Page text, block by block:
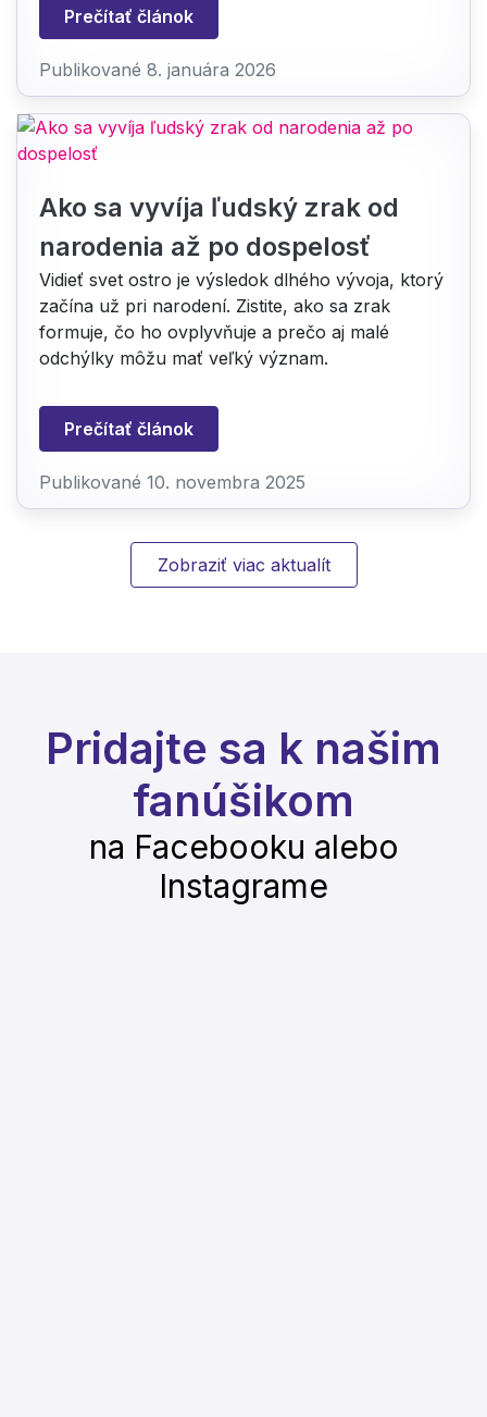
Prečítať článok
Publikované 8. januára 2026
Ako sa vyvíja ľudský zrak od
narodenia až po dospelosť
Vidieť svet ostro je výsledok dlhého vývoja, ktorý
začína už pri narodení. Zistite, ako sa zrak
formuje, čo ho ovplyvňuje a prečo aj malé
odchýlky môžu mať veľký význam.
Prečítať článok
Publikované 10. novembra 2025
Zobraziť viac aktualít
Pridajte sa k našim
fanúšikom
na Facebooku alebo
Instagrame